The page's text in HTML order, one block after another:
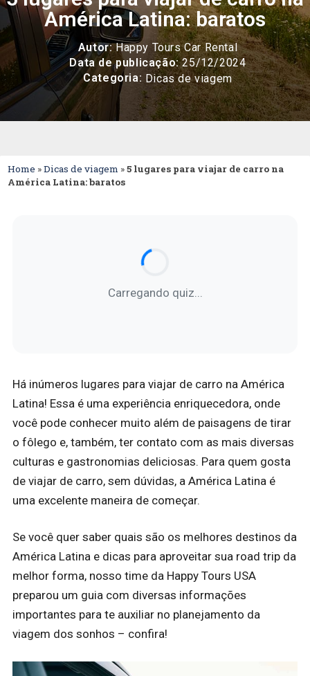
América Latina: baratos
Autor:Happy Tours Car Rental
Data de publicação:25/12/2024
Categoria: Dicas de viagem
Home »Dicas de viagem »5 lugares para viajar de carro na
América Latina: baratos
Carregando quiz...
Há inúmeros lugares para viajar de carro na América
Latina! Essa é uma experiência enriquecedora, onde
você pode conhecer muito além de paisagens de tirar
o fôlego e, também, ter contato com as mais diversas
culturas e gastronomias deliciosas. Para quem gosta
de viajar de carro, sem dúvidas, a América Latina é
uma excelente maneira de começar.
Se você quer saber quais são os melhores destinos da
América Latina e dicas para aproveitar sua road trip da
melhor forma, nosso time da Happy Tours USA
preparou um guia com diversas informações
importantes para te auxiliar no planejamento da
viagem dos sonhos – confira!